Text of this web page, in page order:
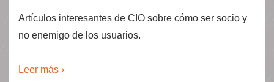
Artículos interesantes de CIO sobre cómo ser socio y
no enemigo de los usuarios.
Leer más ›